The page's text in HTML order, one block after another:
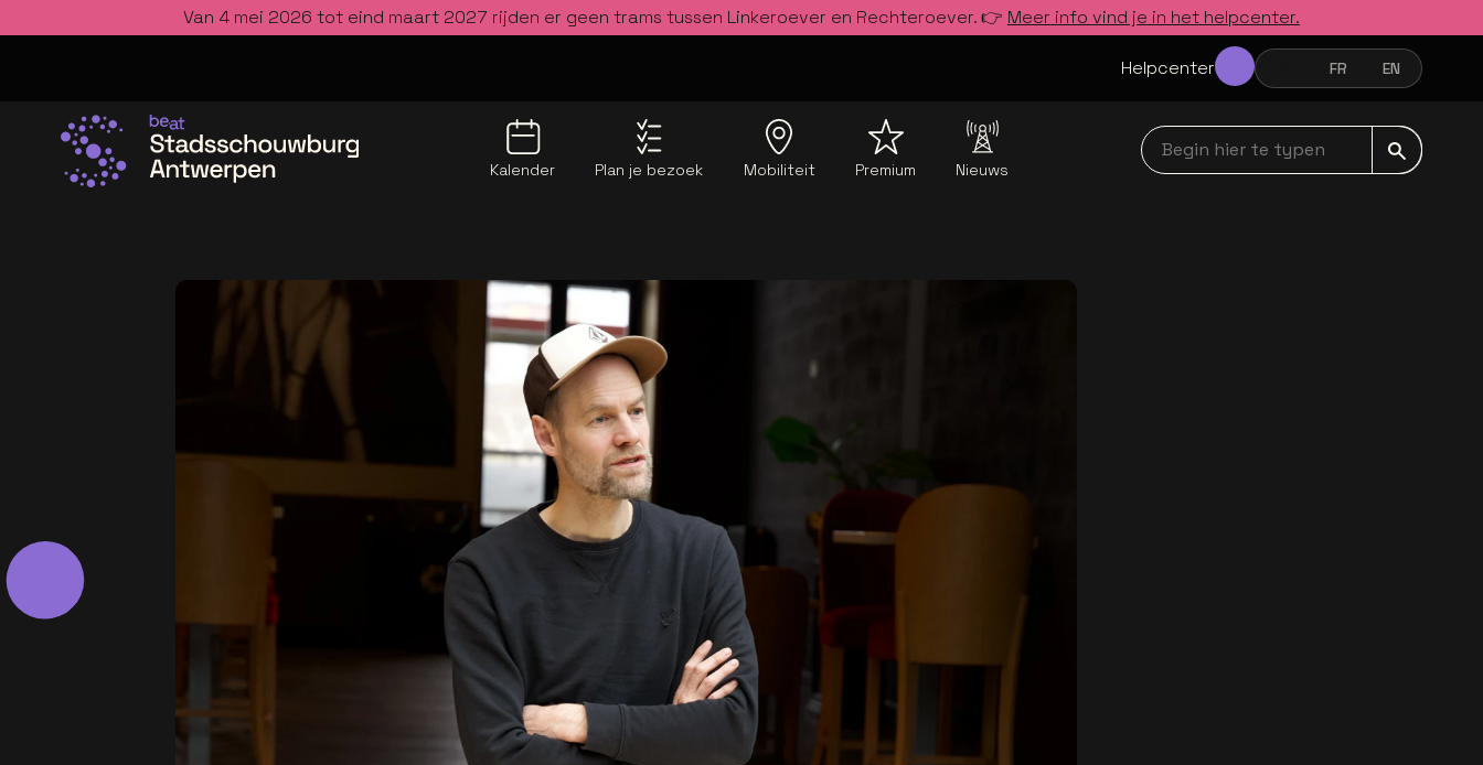
Van 4 mei 2026 tot eind maart 2027 rijden er geen trams tussen Linkeroever en Rechteroever. 👉 Meer info vind je in het helpcenter.
Helpcenter NEDERLANDSFRANÇAIS
FR ENGLISH
EN
Kalender Plan je bezoek Mobiliteit Premium Nieuws
Begin hier te typen navbar